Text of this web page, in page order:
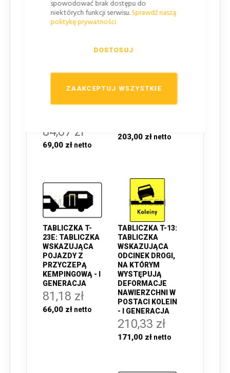
spowodować brak dostępu do
niektórych funkcji serwisu.Sprawdź naszą
politykę prywatności
ZAAKCEPTUJ WSZYSTKIE
DOSTOSUJ
WSKAZUJĄCA
ROLNICZE I
84,87 zł
69,00 zł
TABLICZKA T-12:
WSKAZUJĄCA
USKOK
203,00 zł
TABLICZKA T-
23E: TABLICZKA
WSKAZUJĄCA
POJAZDY Z
PRZYCZEPĄ
KEMPINGOWĄ - I
GENERACJA
81,18 zł
66,00 zł
TABLICZKA T-13:
TABLICZKA
WSKAZUJĄCA
ODCINEK DROGI,
NA KTÓRYM
WYSTĘPUJĄ
DEFORMACJE
NAWIERZCHNI W
POSTACI KOLEIN
- I GENERACJA
210,33 zł
171,00 zł